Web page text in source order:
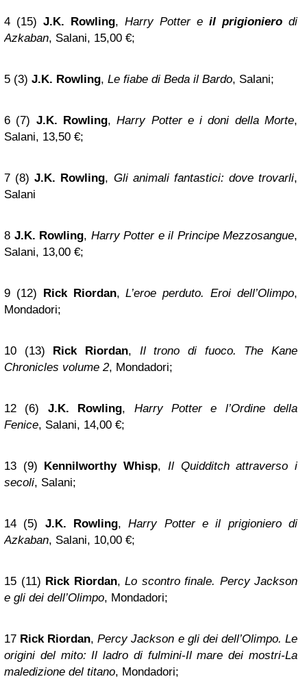
4 (15) J.K. Rowling, Harry Potter e il prigioniero di
Azkaban, Salani, 15,00 €;
5 (3) J.K. Rowling, Le fiabe di Beda il Bardo, Salani;
6 (7) J.K. Rowling,Harry Potter e i doni della Morte,
Salani, 13,50 €;
7 (8)J.K. Rowling, Gli animali fantastici: dove trovarli,
Salani
8 J.K. Rowling, Harry Potter e il Principe Mezzosangue,
Salani, 13,00 €;
9 (12) Rick Riordan,L’eroe perduto. Eroi dell’Olimpo,
Mondadori;
10 (13) Rick Riordan, Il trono di fuoco. The Kane
Chronicles volume 2, Mondadori;
12 (6) J.K. Rowling, Harry Potter e l’Ordine della
Fenice, Salani, 14,00 €;
13 (9) Kennilworthy Whisp, Il Quidditch attraverso i
secoli, Salani;
14 (5) J.K. Rowling,Harry Potter e il prigioniero di
Azkaban, Salani, 10,00 €;
15 (11) Rick Riordan, Lo scontro finale. Percy Jackson
e gli dei dell’Olimpo, Mondadori;
17 Rick Riordan,Percy Jackson e gli dei dell’Olimpo. Le
origini del mito: Il ladro di fulmini-Il mare dei mostri-La
maledizione del titano, Mondadori;